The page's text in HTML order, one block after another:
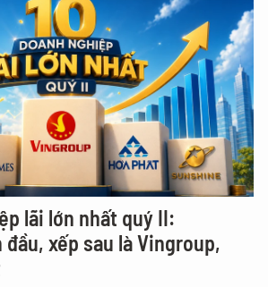
lãi lớn nhất quý II:
xếp sau là Vingroup,